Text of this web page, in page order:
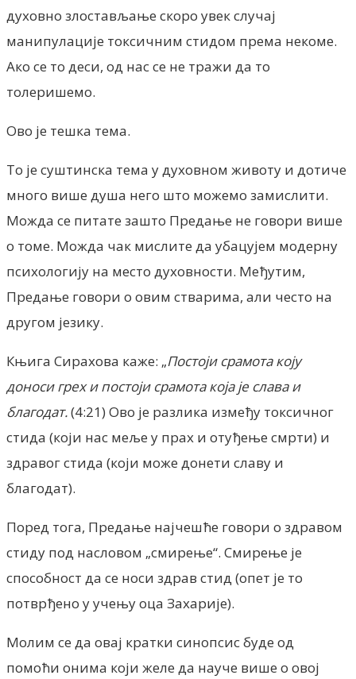
духовно злостављање скоро увек случај
манипулације токсичним стидом према некоме.
Ако се то деси, од нас се не тражи да то
толеришемо.
Ово је тешка тема.
То је суштинска тема у духовном животу и дотиче
много више душа него што можемо замислити.
Можда се питате зашто Предање не говори више
о томе. Можда чак мислите да убацујем модерну
психологију на место духовности. Међутим,
Предање говори о овим стварима, али често на
другом језику.
Књига Сирахова каже: „Постоји срамота коју
доноси грех и постоји срамота која је слава и
благодат.(4:21) Ово је разлика између токсичног
стида (који нас меље у прах и отуђење смрти) и
здравог стида (који може донети славу и
благодат).
Поред тога, Предање најчешће говори о здравом
стиду под насловом „смирење“. Смирење је
способност да се носи здрав стид (опет је то
потврђено у учењу оца Захарије).
Молим се да овај кратки синопсис буде од
помоћи онима који желе да науче више о овој